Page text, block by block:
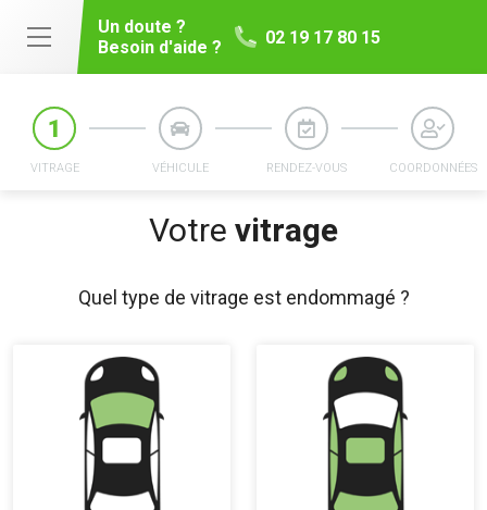
Un doute ?
Besoin d'aide ?
02 19 17 80 15
Votre vitrage
VITRAGE VÉHICULE RENDEZ-VOUS COORDONNÉES
Quel type de vitrage est endommagé ?